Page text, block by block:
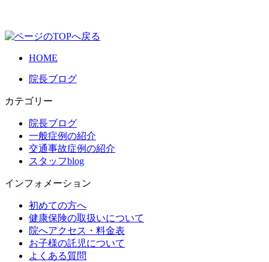
HOME
院長ブログ
カテゴリー
院長ブログ
一般症例の紹介
交通事故症例の紹介
スタッフblog
インフォメーション
初めての方へ
健康保険の取扱いについて
院へアクセス・料金表
お子様の託児について
よくある質問